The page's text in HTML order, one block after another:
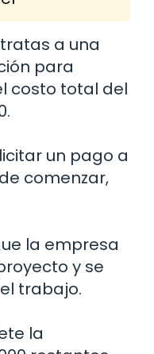
a una
para
costo total del
un pago a
comenzar,
la empresa
y se
trabajo.
la